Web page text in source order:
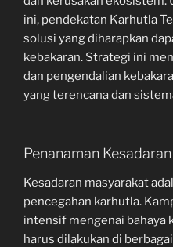
ini, pendekatan Karhutla
solusi yang diharapkan
kebakaran. Strategi ini
dan pengendalian
yang terencana dan
Penanaman
Kesadaran masyarakat
pencegahan karhutla.
intensif mengenai bahaya
harus dilakukan di